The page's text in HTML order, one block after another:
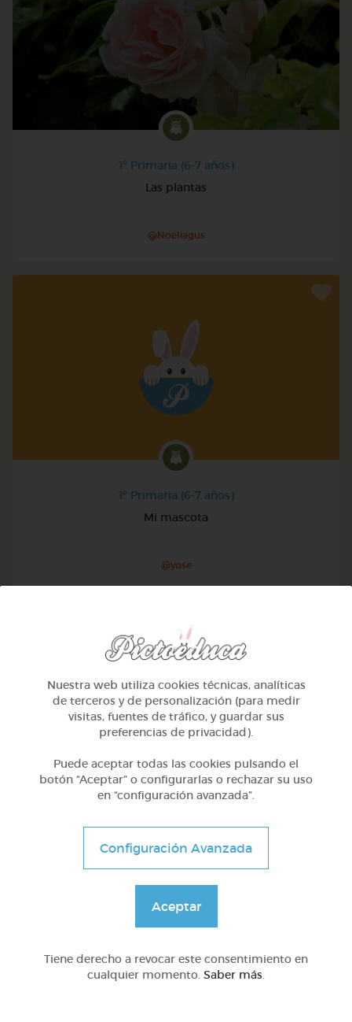
1º Primaria (6-7 años)
Las plantas
@Noeliagus
1º Primaria (6-7 años)
Mi mascota
@yose
1º Primaria (6-7 años)
Conociendo nuestro cuerpo
DOCS (4)
Nuestra web utiliza cookies técnicas, analíticas
de terceros y de personalización (para medir
visitas, fuentes de tráfico, y guardar sus
preferencias de privacidad).
Puede aceptar todas las cookies pulsando el
botón “Aceptar” o configurarlas o rechazar su uso
en “configuración avanzada”.
Configuración Avanzada
Aceptar
Tiene derecho a revocar este consentimiento en
cualquier momento. Saber más.